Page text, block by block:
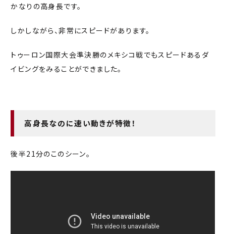
かなりの高身長です。
しかしながら、非常にスピードがあります。
トゥーロン国際大会準決勝のメキシコ戦でもスピードあるダ
イビングをみることができました。
高身長なのに速い動きが特徴！
後半21分のこのシーン。